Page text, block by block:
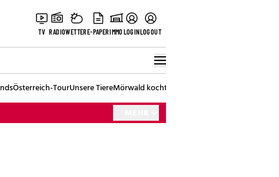
TV RADIOWETTERE-PAPERIMMOLOGINLOGOUT
Österreich-TourUnsere TiereMörwald kocht